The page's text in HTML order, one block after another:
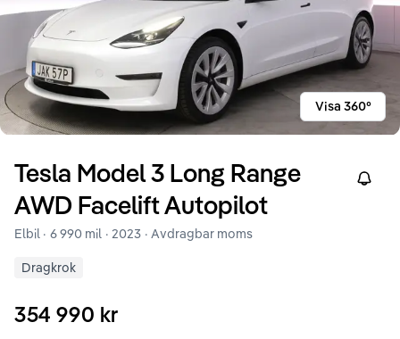
Visa 360°
Tesla Model 3 Long Range
AWD Facelift Autopilot
Right
Elbil · 6 990 mil · 2023 · Avdragbar moms
Dragkrok
354 990 kr